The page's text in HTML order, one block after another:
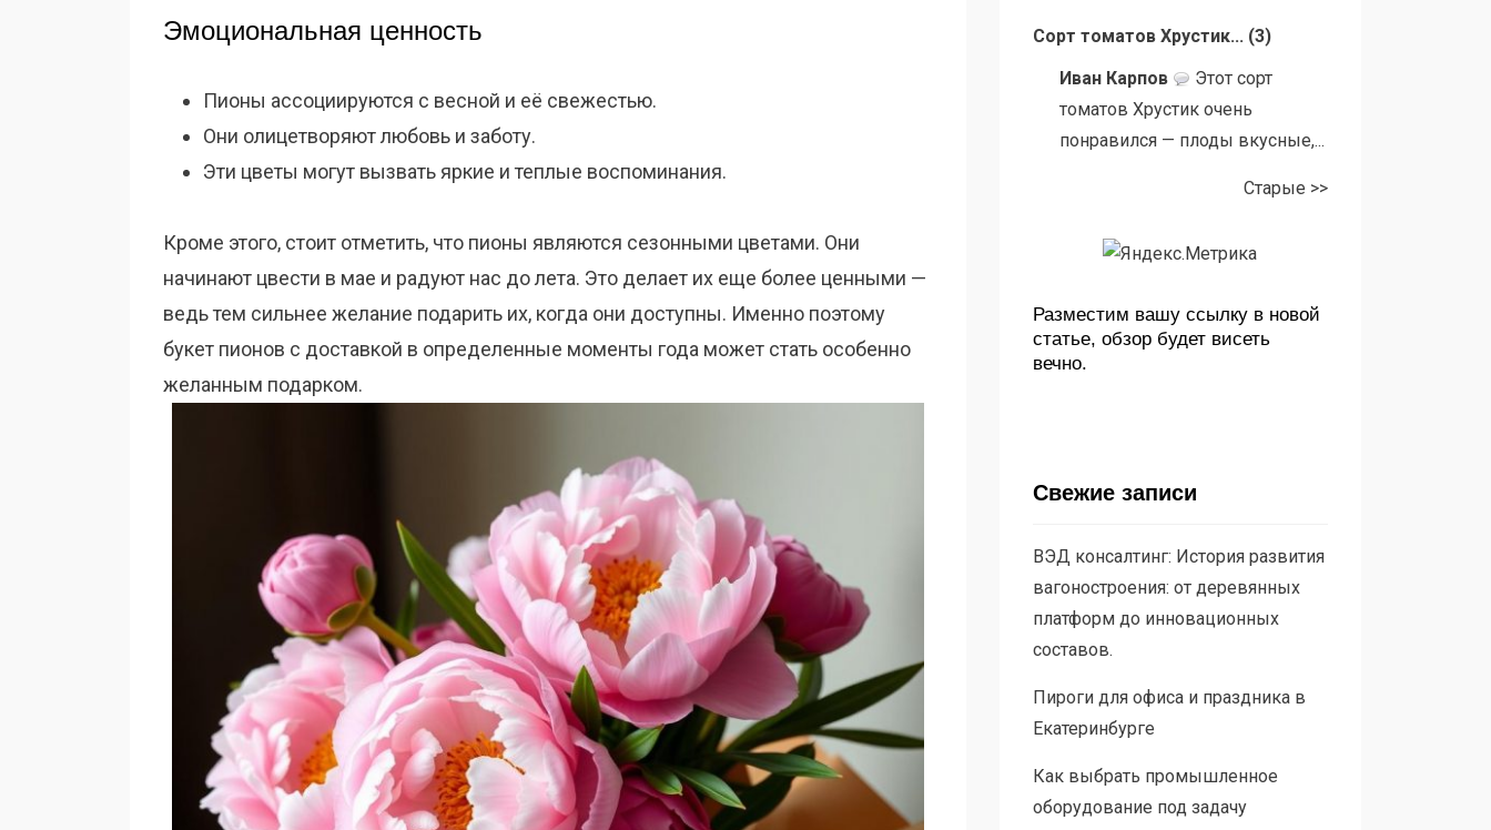
Эмоциональная ценность
Пионы ассоциируются с весной и её свежестью.
Они олицетворяют любовь и заботу.
Эти цветы могут вызвать яркие и теплые воспоминания.
Кроме этого, стоит отметить, что пионы являются сезонными цветами. Они
начинают цвести в мае и радуют нас до лета. Это делает их еще более ценными —
ведь тем сильнее желание подарить их, когда они доступны. Именно поэтому
букет пионов с доставкой в определенные моменты года может стать особенно
желанным подарком.
Сорт томатов Хрустик... (3)
Иван Карпов
Этот сорт
томатов Хрустик очень
понравился — плоды вкусные,...
Старые >>
Разместим вашу ссылку в новой
статье, обзор будет висеть
вечно.
Свежие записи
ВЭД консалтинг: История развития
вагоностроения: от деревянных
платформ до инновационных
составов.
Пироги для офиса и праздника в
Екатеринбурге
Как выбрать промышленное
оборудование под задачу